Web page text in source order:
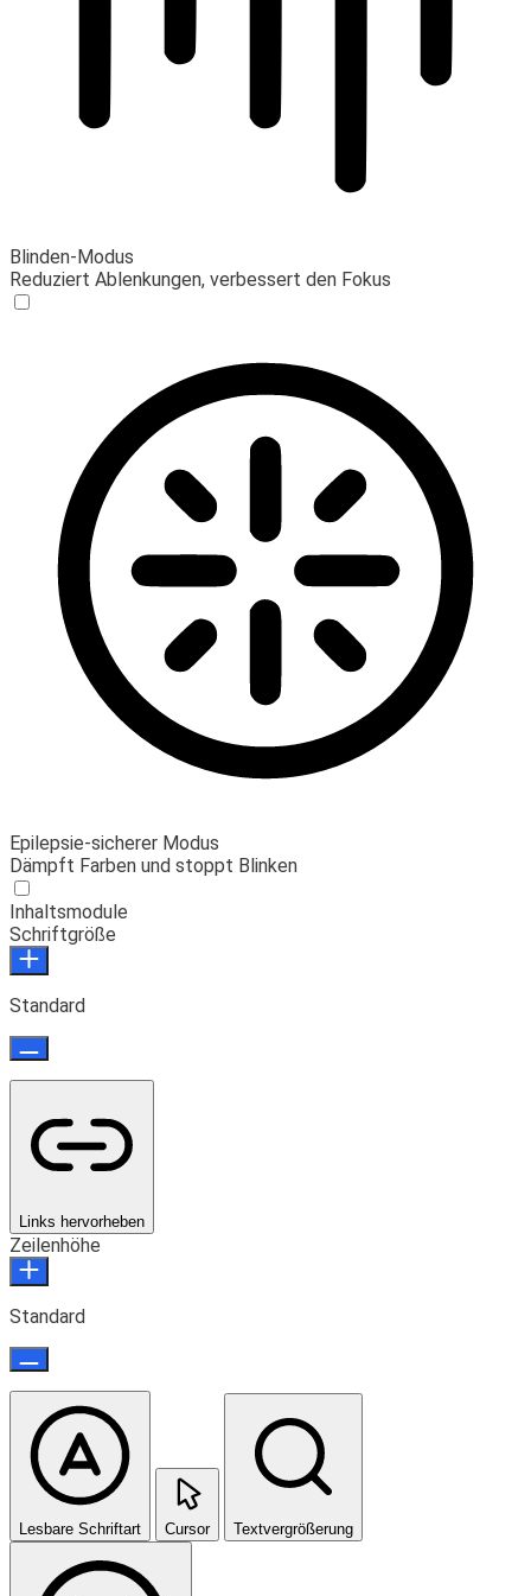
Blinden-Modus
Reduziert Ablenkungen, verbessert den Fokus
Epilepsie-sicherer Modus
Dämpft Farben und stoppt Blinken
Inhaltsmodule
Schriftgröße
Standard
Links hervorheben
Zeilenhöhe
Standard
Lesbare Schriftart Cursor Textvergrößerung